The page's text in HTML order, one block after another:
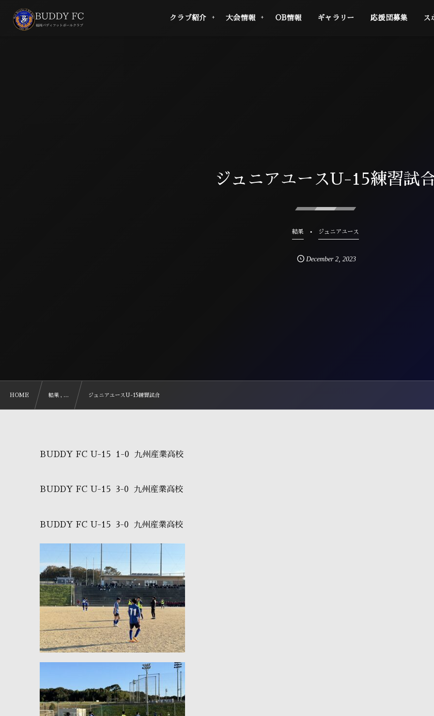
クラブ紹介 大会情報 OB情報 ギャラリー 応援団募集 ス
ジュニアユースU-15練習試
結果 ジュニアユース
December 2,2023
HOME 結果 , … ジュニアユースU-15練習試合
BUDDY FC U-15 1-0 九州産業高校
BUDDY FC U-15 3-0 九州産業高校
BUDDY FC U-15 3-0 九州産業高校